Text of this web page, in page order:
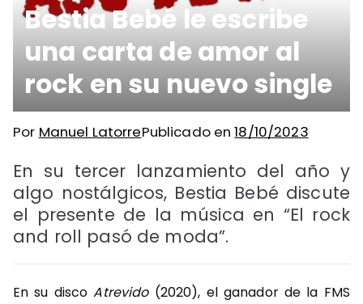
Bestia Bebé le escribe
una carta de amor al
rock en su nuevo single
Por Manuel LatorrePublicado en18/10/2023
En su tercer lanzamiento del año y
algo nostálgicos, Bestia Bebé discute
el presente de la música en “El rock
and roll pasó de moda”.
En su discoAtrevido (2020), el ganador de la FMS